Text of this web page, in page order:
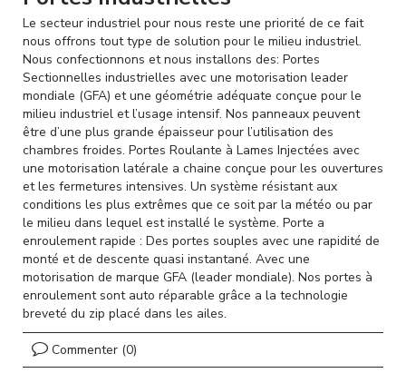
Le secteur industriel pour nous reste une priorité de ce fait
nous offrons tout type de solution pour le milieu industriel.
Nous confectionnons et nous installons des: Portes
Sectionnelles industrielles avec une motorisation leader
mondiale (GFA) et une géométrie adéquate conçue pour le
milieu industriel et l’usage intensif. Nos panneaux peuvent
être d’une plus grande épaisseur pour l’utilisation des
chambres froides. Portes Roulante à Lames Injectées avec
une motorisation latérale a chaine conçue pour les ouvertures
et les fermetures intensives. Un système résistant aux
conditions les plus extrêmes que ce soit par la météo ou par
le milieu dans lequel est installé le système. Porte a
enroulement rapide : Des portes souples avec une rapidité de
monté et de descente quasi instantané. Avec une
motorisation de marque GFA (leader mondiale). Nos portes à
enroulement sont auto réparable grâce a la technologie
breveté du zip placé dans les ailes.
Commenter (0)